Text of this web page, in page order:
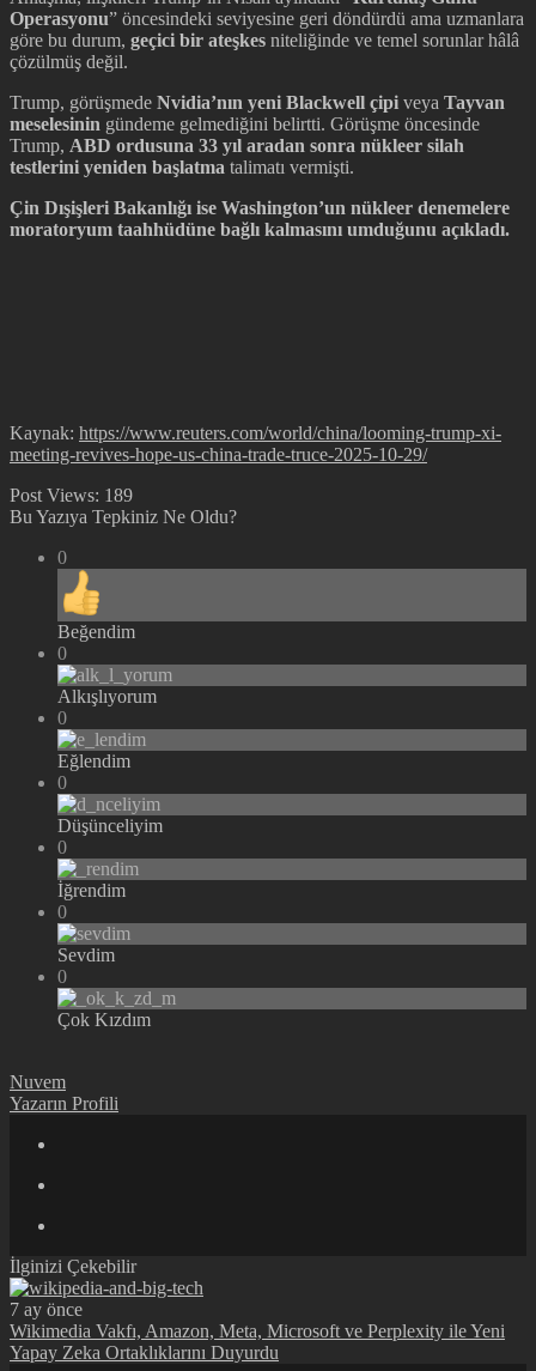
Operasyonu” öncesindeki seviyesine geri döndürdü ama uzmanlara
göre bu durum, geçici bir ateşkes niteliğinde ve temel sorunlar hâlâ
çözülmüş değil.
Trump, görüşmede Nvidia’nın yeni Blackwell çipi veya Tayvan
meselesinin gündeme gelmediğini belirtti. Görüşme öncesinde
Trump, ABD ordusuna 33 yıl aradan sonra nükleer silah
testlerini yeniden başlatma talimatı vermişti.
Çin Dışişleri Bakanlığı ise Washington’un nükleer denemelere
moratoryum taahhüdüne bağlı kalmasını umduğunu açıkladı.
Kaynak: https://www.reuters.com/world/china/looming-trump-xi-
meeting-revives-hope-us-china-trade-truce-2025-10-29/
Post Views: 189
Bu Yazıya Tepkiniz Ne Oldu?
0
Beğendim
0
Alkışlıyorum
0
Eğlendim
0
Düşünceliyim
0
İğrendim
0
Sevdim
0
Çok Kızdım
Nuvem
Yazarın Profili
İlginizi Çekebilir
7 ay önce
Wikimedia Vakfı, Amazon, Meta, Microsoft ve Perplexity ile Yeni
Yapay Zeka Ortaklıklarını Duyurdu